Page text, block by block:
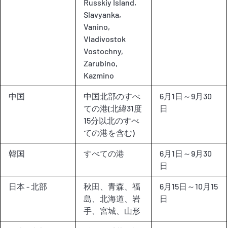
Russkiy Island,
Slavyanka,
Vanino,
Vladivostok
Vostochny,
Zarubino,
Kazmino
中国
中国北部のすべ
ての港(北緯31度
15分以北のすべ
ての港を含む)
6月1日～9月30
日
韓国 すべての港
6月1日～9月30
日
日本 - 北部
秋田、青森、福
島、北海道、岩
手、宮城、山形
6月15日～10月15
日